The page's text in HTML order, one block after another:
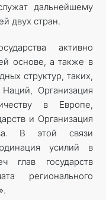
дальнейшему
двух стран.
активно
основе, а также в
структур, таких,
Организация
в Европе,
и Организация
В этой связи
усилий в
глав государств
регионального